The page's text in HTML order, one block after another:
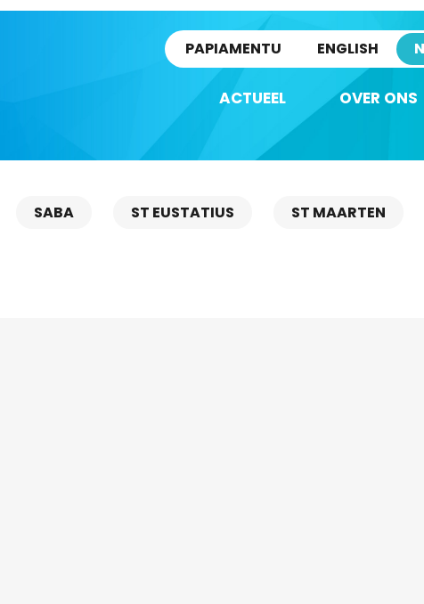
PAPIAMENTU ENGLISH
ACTUEEL OVER ONS
SABA ST EUSTATIUS ST MAARTEN